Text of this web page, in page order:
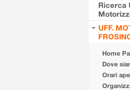
Ricerca
UFF.
Home
Dove
Orari